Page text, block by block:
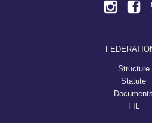
Structure
Statute
Documents
FIL